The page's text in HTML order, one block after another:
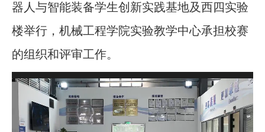
器人与智能装备学生创新实践基地及西四实验
楼举行，机械工程学院实验教学中心承担校赛
的组织和评审工作。